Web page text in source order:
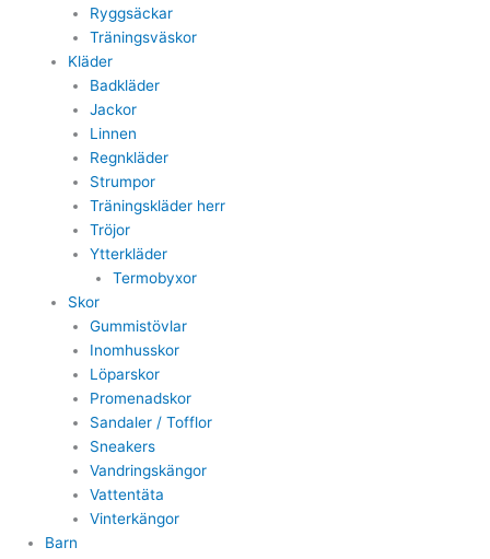
Ryggsäckar
Träningsväskor
Kläder
Badkläder
Jackor
Linnen
Regnkläder
Strumpor
Träningskläder herr
Tröjor
Ytterkläder
Termobyxor
Skor
Gummistövlar
Inomhusskor
Löparskor
Promenadskor
Sandaler / Tofflor
Sneakers
Vandringskängor
Vattentäta
Vinterkängor
Barn